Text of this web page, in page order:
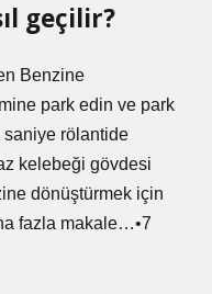
geçilir?
Benzine
park edin ve park
saniye rölantide
kelebeği gövdesi
dönüştürmek için
fazla makale…•7